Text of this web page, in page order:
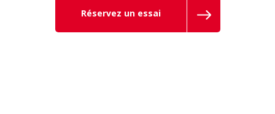
Réservez un essai